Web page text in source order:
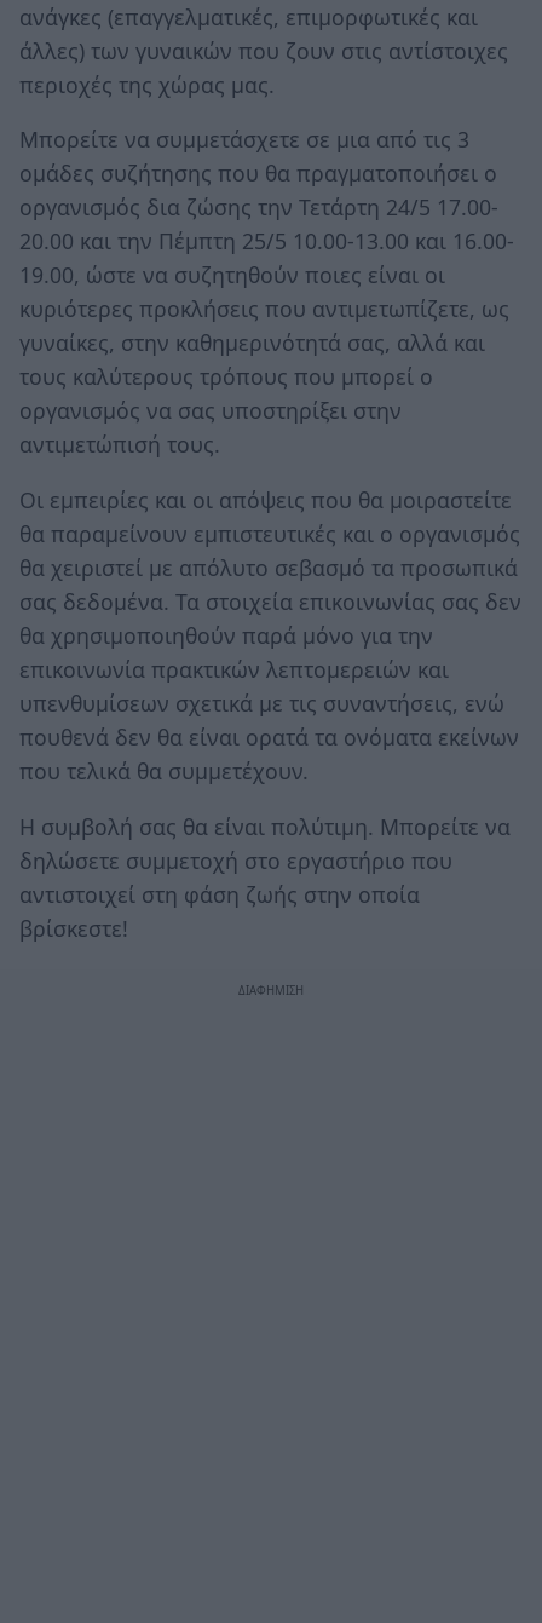
ανάγκες (επαγγελματικές, επιμορφωτικές και
άλλες) των γυναικών που ζουν στις αντίστοιχες
περιοχές της χώρας μας.
Μπορείτε να συμμετάσχετε σε μια από τις 3
ομάδες συζήτησης που θα πραγματοποιήσει ο
οργανισμός δια ζώσης την Τετάρτη 24/5 17.00-
20.00 και την Πέμπτη 25/5 10.00-13.00 και 16.00-
19.00, ώστε να συζητηθούν ποιες είναι οι
κυριότερες προκλήσεις που αντιμετωπίζετε, ως
γυναίκες, στην καθημερινότητά σας, αλλά και
τους καλύτερους τρόπους που μπορεί ο
οργανισμός να σας υποστηρίξει στην
αντιμετώπισή τους.
Οι εμπειρίες και οι απόψεις που θα μοιραστείτε
θα παραμείνουν εμπιστευτικές και ο οργανισμός
θα χειριστεί με απόλυτο σεβασμό τα προσωπικά
σας δεδομένα. Τα στοιχεία επικοινωνίας σας δεν
θα χρησιμοποιηθούν παρά μόνο για την
επικοινωνία πρακτικών λεπτομερειών και
υπενθυμίσεων σχετικά με τις συναντήσεις, ενώ
πουθενά δεν θα είναι ορατά τα ονόματα εκείνων
που τελικά θα συμμετέχουν.
Η συμβολή σας θα είναι πολύτιμη. Μπορείτε να
δηλώσετε συμμετοχή στο εργαστήριο που
αντιστοιχεί στη φάση ζωής στην οποία
βρίσκεστε!